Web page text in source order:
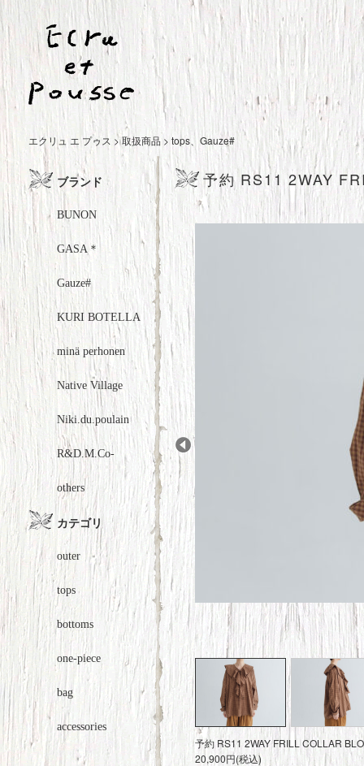
エクリュ エ プゥス >取扱商品 > tops Gauze#
ブランド
BUNON
GASA＊
Gauze#
KURI BOTELLA
minä perhonen
Native Village
Niki.du.poulain
R&D.M.Co-
others
カテゴリ
outer
tops
bottoms
one-piece
bag
accessories
予約 RS11 2WAY
Prev
予約 RS11 2WAY FRILL COLLAR
20,900円(税込)